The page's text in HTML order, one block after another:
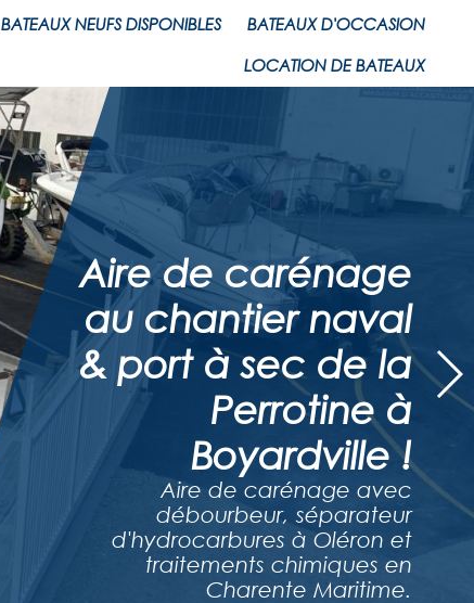
BATEAUX NEUFS DISPONIBLES BATEAUX D'OCCASION
LOCATION DE BATEAUX
Aire de carénage
au chantier naval
& port à sec de la
Perrotine à
Boyardville !
Aire de carénage avec
débourbeur, séparateur
d'hydrocarbures à Oléron et
traitements chimiques en
Charente Maritime.